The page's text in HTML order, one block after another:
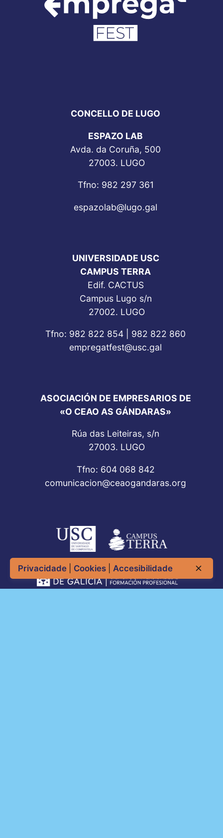
CONCELLO DE LUGO
ESPAZO LAB
Avda. da Coruña, 500
27003. LUGO
Tfno: 982 297 361
espazolab@lugo.gal
UNIVERSIDADE USC
CAMPUS TERRA
Edif. CACTUS
Campus Lugo s/n
27002. LUGO
Tfno: 982 822 854 | 982 822 860
empregatfest@usc.gal
ASOCIACIÓN DE EMPRESARIOS DE
«O CEAO AS GÁNDARAS»
Rúa das Leiteiras, s/n
27003. LUGO
Tfno: 604 068 842
comunicacion@ceaogandaras.org
Privacidade Cookies Accesibilidade